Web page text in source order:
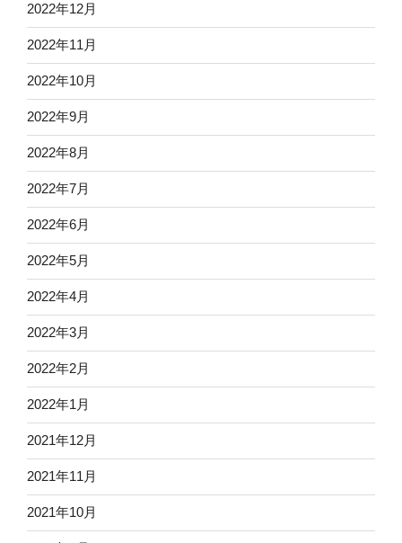
2022年12月
2022年11月
2022年10月
2022年9月
2022年8月
2022年7月
2022年6月
2022年5月
2022年4月
2022年3月
2022年2月
2022年1月
2021年12月
2021年11月
2021年10月